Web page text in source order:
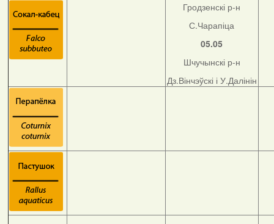
Гродзенскі р-н
С.Чарапіца
05.05
Шчучынскі р-н
Дз.Вінчэўскі і У.Далінін